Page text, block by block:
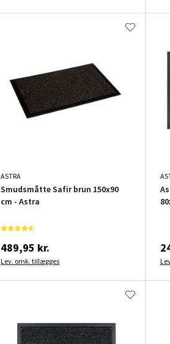
ASTRA
Smudsmåtte Safir brun 150x90
cm - Astra
489,95 kr.
Lev. omk. tillægges